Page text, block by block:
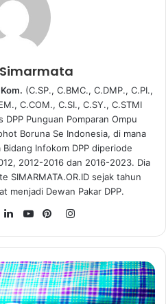
(C.SP., C.BMC., C.DMP., C.PI.,
C.COM., C.SI., C.SY., C.STMI
DPP Punguan Pomparan Ompu
Boruna Se Indonesia, di mana
Infokom DPP diperiode
2012-2016 dan 2016-2023. Dia
SIMARMATA.OR.ID sejak tahun
menjadi Dewan Pakar DPP.
i
n
k
e
o
u
T
u
i
n
t
e
I
s
t
a
g